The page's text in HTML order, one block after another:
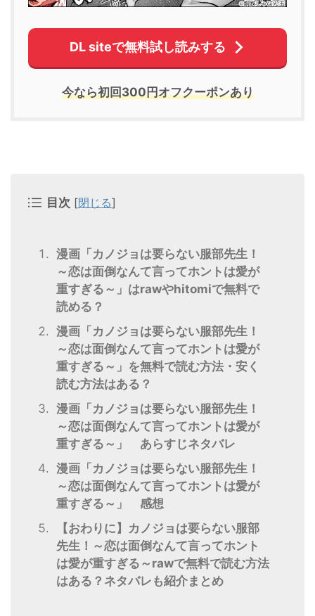
DL siteで無料試し読みする
今なら初回300円オフクーポンあり
目次 [閉じる]
漫画「カノジョは要らない服部先生！
～恋は面倒なんて言ってホントは愛が
重すぎる～」はrawやhitomiで無料で
読める？
漫画「カノジョは要らない服部先生！
～恋は面倒なんて言ってホントは愛が
重すぎる～」を無料で読む方法・安く
読む方法はある？
漫画「カノジョは要らない服部先生！
～恋は面倒なんて言ってホントは愛が
重すぎる～」 あらすじネタバレ
漫画「カノジョは要らない服部先生！
～恋は面倒なんて言ってホントは愛が
重すぎる～」 感想
【おわりに】カノジョは要らない服部
先生！～恋は面倒なんて言ってホント
は愛が重すぎる～rawで無料で読む方法
はある？ネタバレも紹介まとめ